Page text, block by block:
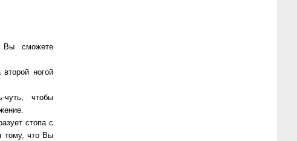
Вы сможете
ногой
чтобы
стопа с
тому, что Вы